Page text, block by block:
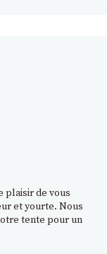
plaisir de vous
et yourte. Nous
tente pour un